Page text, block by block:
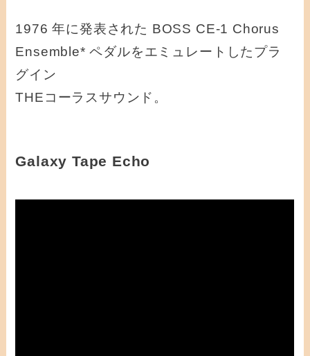
1976 年に発表された BOSS CE‑1 Chorus
Ensemble* ペダルをエミュレートしたプラ
グイン
THEコーラスサウンド。
Galaxy Tape Echo